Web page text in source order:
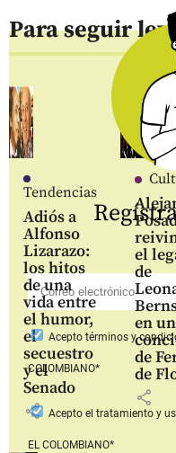
Para seguir
Tendencias
Adiós a
Alfonso
Lizarazo:
los hitos
de una
vida entre
el humor,
el
secuestro
y el
Senado
share
el
de
en un
de
de
share
Aceptotérminos y
COLOMBIANO*
Acepto el tratamiento y
EL COLOMBIANO*